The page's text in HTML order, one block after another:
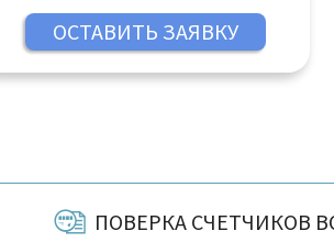
Фоминск, Ногинск, Одинцово, Орехово-
Зуево, Подольск, Пушкино, Сергиев
Посад, Серпухов, Талдом, Чехов,
ПОВЕРКА СЧЕТЧИКОВ